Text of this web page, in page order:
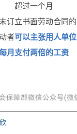
超过一个月
订立书面劳动合同的
者可以主张用人单位
月支付两倍的工资